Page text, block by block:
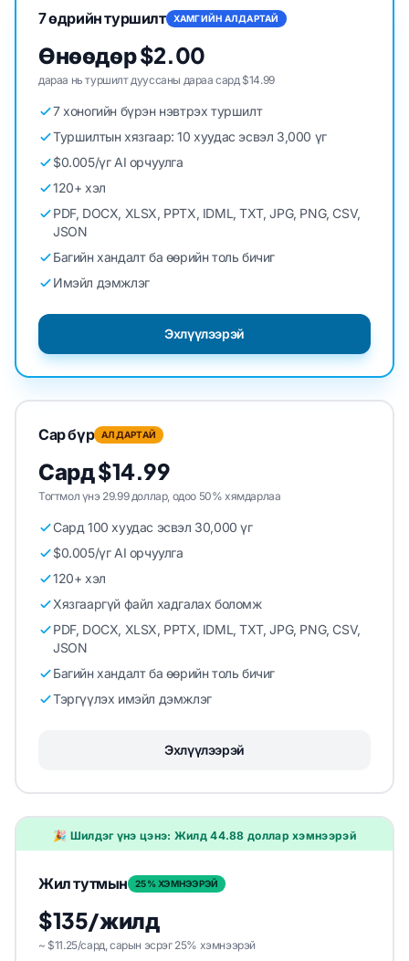
7 өдрийн туршилт ХАМГИЙН АЛДАРТАЙ
Өнөөдөр $2.00
дараа нь туршилт дууссаны дараа сард $14.99
7 хоногийн бүрэн нэвтрэх туршилт
Туршилтын хязгаар: 10 хуудас эсвэл 3,000 үг
$0.005/үг AI орчуулга
120+ хэл
PDF, DOCX, XLSX, PPTX, IDML, TXT, JPG, PNG, CSV,
JSON
Багийн хандалт ба өөрийн толь бичиг
Имэйл дэмжлэг
Эхлүүлээрэй
Сар бүр АЛДАРТАЙ
Сард $14.99
Тогтмол үнэ 29.99 доллар, одоо 50% хямдарлаа
Сард 100 хуудас эсвэл 30,000 үг
$0.005/үг AI орчуулга
120+ хэл
Хязгааргүй файл хадгалах боломж
PDF, DOCX, XLSX, PPTX, IDML, TXT, JPG, PNG, CSV,
JSON
Багийн хандалт ба өөрийн толь бичиг
Тэргүүлэх имэйл дэмжлэг
Эхлүүлээрэй
🎉 Шилдэг үнэ цэнэ: Жилд 44.88 доллар хэмнээрэй
Жил тутмын 25% ХЭМНЭЭРЭЙ
$135/жилд
~ $11.25/сард, сарын эсрэг 25% хэмнээрэй